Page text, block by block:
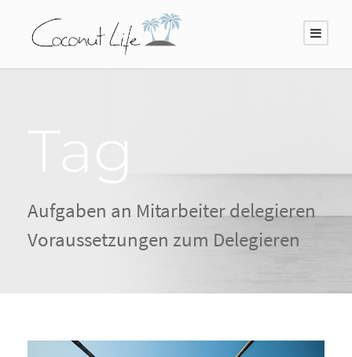
Aufgaben an Mitarbeiter delegieren
Voraussetzungen zum Delegieren